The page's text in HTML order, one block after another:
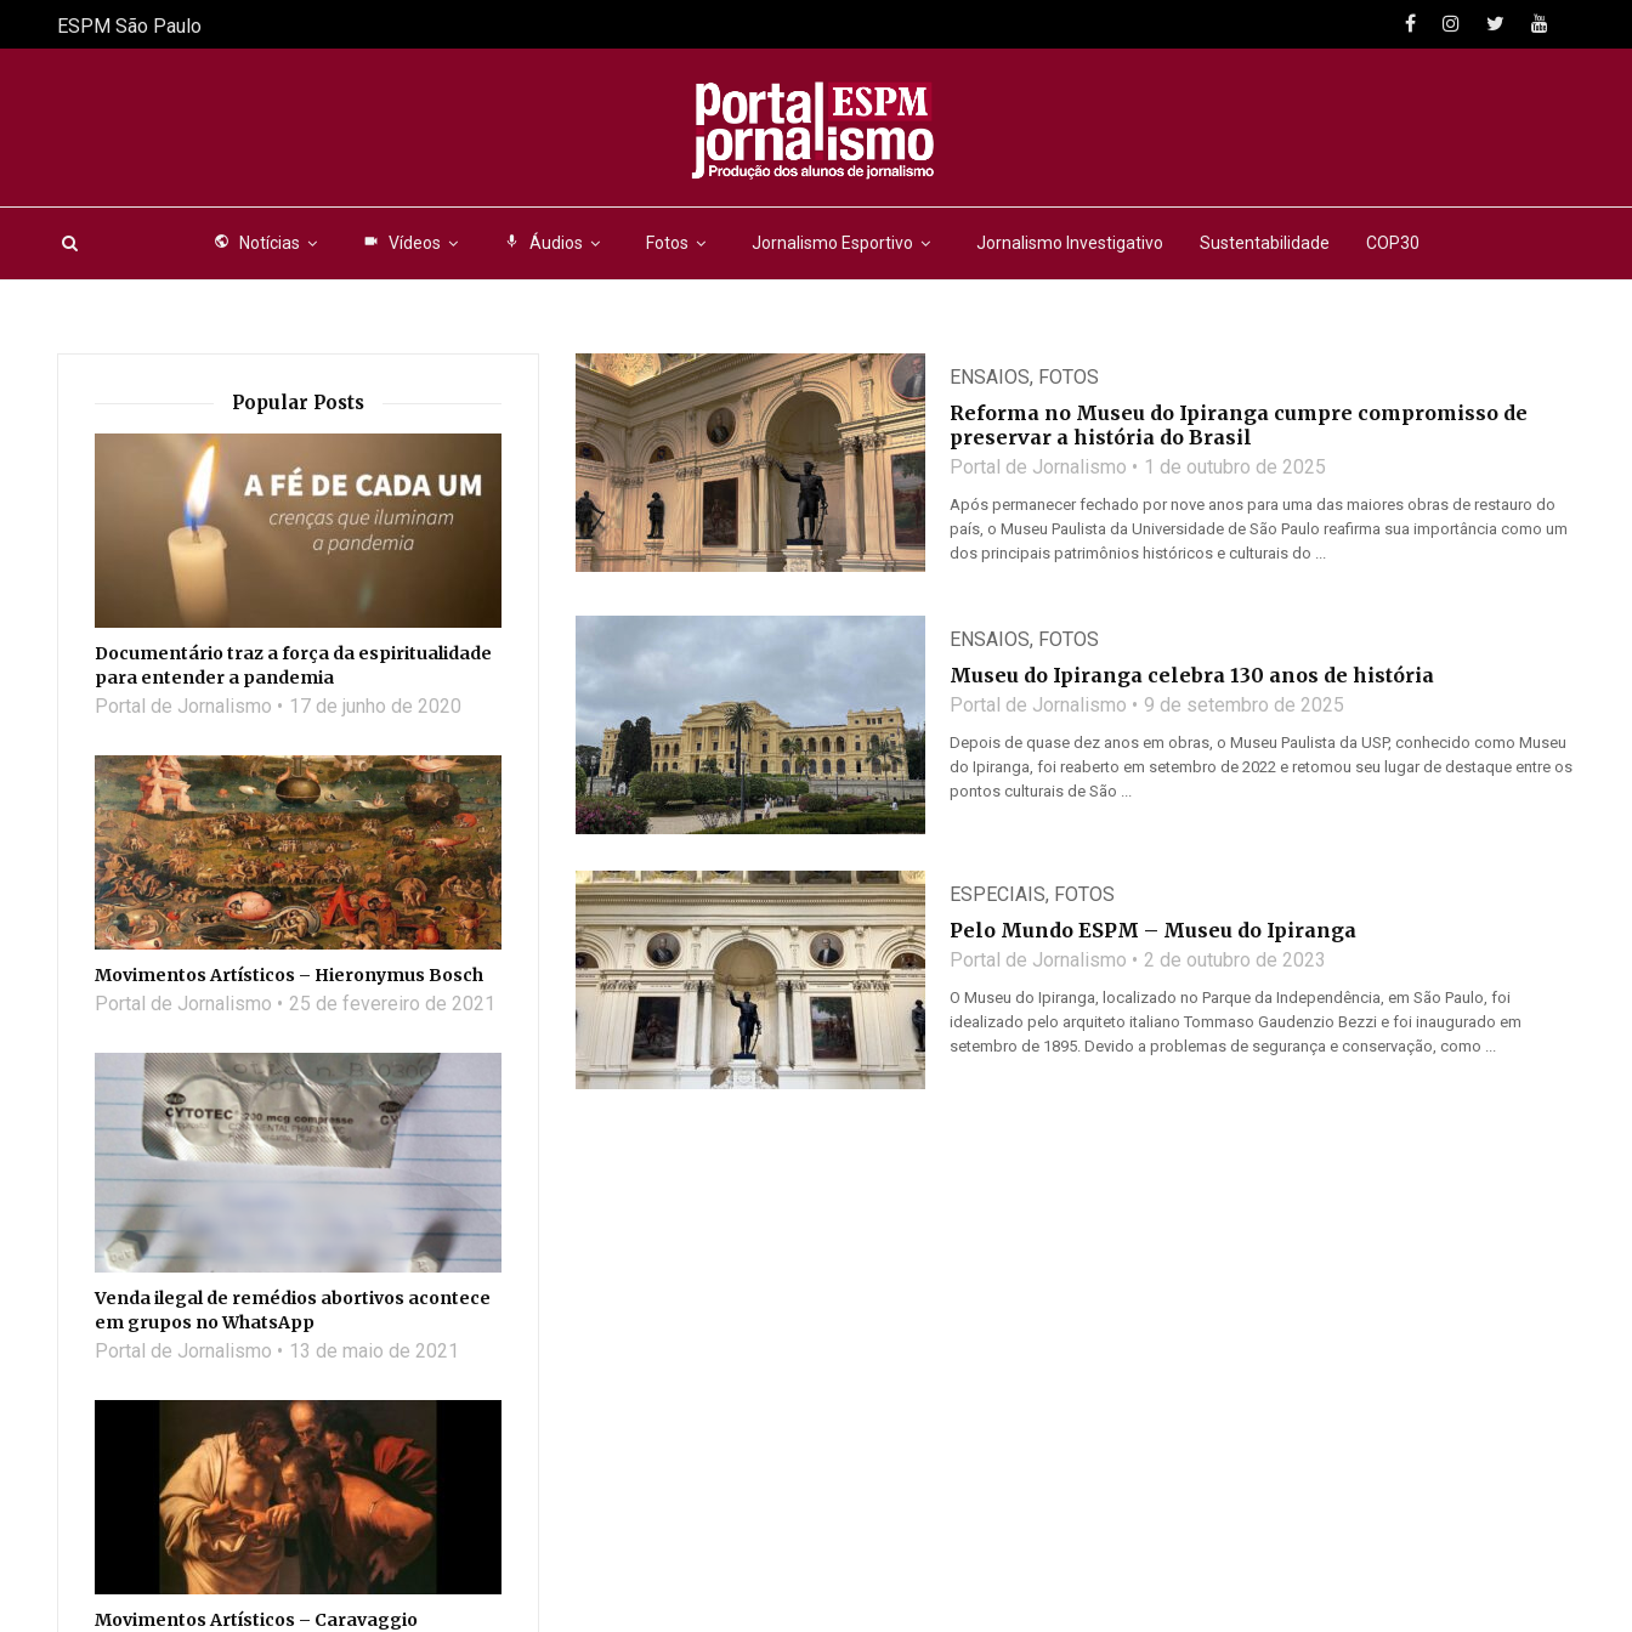
public Notícias videocam Vídeos mic Áudios Fotos Jornalismo Esportivo Jornalismo Investigativo Sustentabilidade COP30
ESPM São Paulo
ENSAIOS, FOTOS
Reforma no Museu do Ipiranga cumpre compromisso de
preservar a história do Brasil
Portal de Jornalismo 1 de outubro de 2025
Após permanecer fechado por nove anos para uma das maiores obras de restauro do
país, o Museu Paulista da Universidade de São Paulo reafirma sua importância como um
dos principais patrimônios históricos e culturais do ...
ENSAIOS, FOTOS
Museu do Ipiranga celebra 130 anos de história
Portal de Jornalismo 9 de setembro de 2025
Depois de quase dez anos em obras, o Museu Paulista da USP, conhecido como Museu
do Ipiranga, foi reaberto em setembro de 2022 e retomou seu lugar de destaque entre os
pontos culturais de São ...
ESPECIAIS, FOTOS
Pelo Mundo ESPM – Museu do Ipiranga
Portal de Jornalismo 2 de outubro de 2023
O Museu do Ipiranga, localizado no Parque da Independência, em São Paulo, foi
idealizado pelo arquiteto italiano Tommaso Gaudenzio Bezzi e foi inaugurado em
setembro de 1895. Devido a problemas de segurança e conservação, como ...
Popular Posts
Documentário traz a força da espiritualidade
para entender a pandemia
Portal de Jornalismo 17 de junho de 2020
Movimentos Artísticos – Hieronymus Bosch
Portal de Jornalismo 25 de fevereiro de 2021
Venda ilegal de remédios abortivos acontece
em grupos no WhatsApp
Portal de Jornalismo 13 de maio de 2021
Movimentos Artísticos – Caravaggio